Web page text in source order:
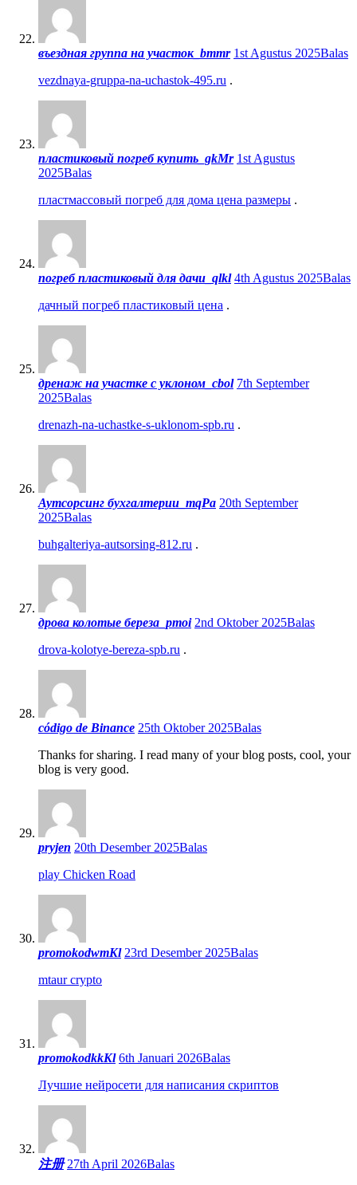
въездная группа на участок_bmmr 1st Agustus 2025Balas
vezdnaya-gruppa-na-uchastok-495.ru .
пластиковый погреб купить_gkMr 1st Agustus
2025Balas
пластмассовый погреб для дома цена размеры .
погреб пластиковый для дачи_qlkl 4th Agustus 2025Balas
дачный погреб пластиковый цена .
дренаж на участке с уклоном_cbol 7th September
2025Balas
drenazh-na-uchastke-s-uklonom-spb.ru .
Аутсорсинг бухгалтерии_mqPa 20th September
2025Balas
buhgalteriya-autsorsing-812.ru .
дрова колотые береза_pmoi 2nd Oktober 2025Balas
drova-kolotye-bereza-spb.ru .
código de Binance 25th Oktober 2025Balas
Thanks for sharing. I read many of your blog posts, cool, your
blog is very good.
pryjen 20th Desember 2025Balas
play Chicken Road
promokodwmKl 23rd Desember 2025Balas
mtaur crypto
promokodkkKl 6th Januari 2026Balas
Лучшие нейросети для написания скриптов
注册 27th April 2026Balas